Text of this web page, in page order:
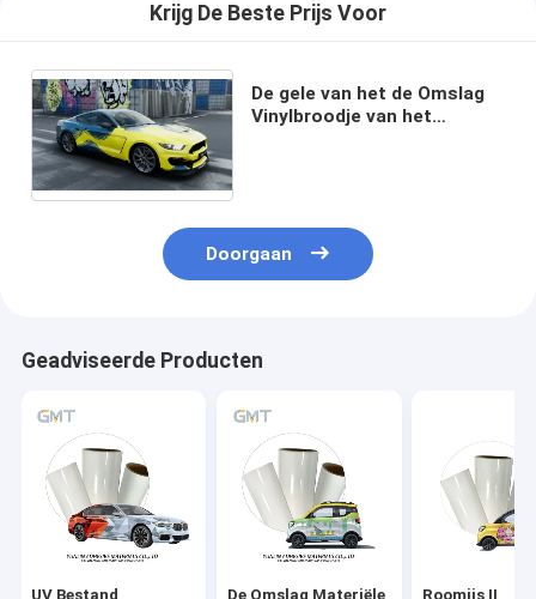
Krijg De Beste Prijs Voor
De gele van het de Omslag
Vinylbroodje van het
Doorgaan
Geadviseerde Producten
UV Bestand De Omslag Materiële Roomijs II